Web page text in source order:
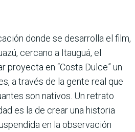
donde se desarrolla el film,
cercano a Itauguá, el
proyecta en “Costa Dulce” un
a través de la gente real que
son nativos. Un retrato
es la de crear una historia
en la observación